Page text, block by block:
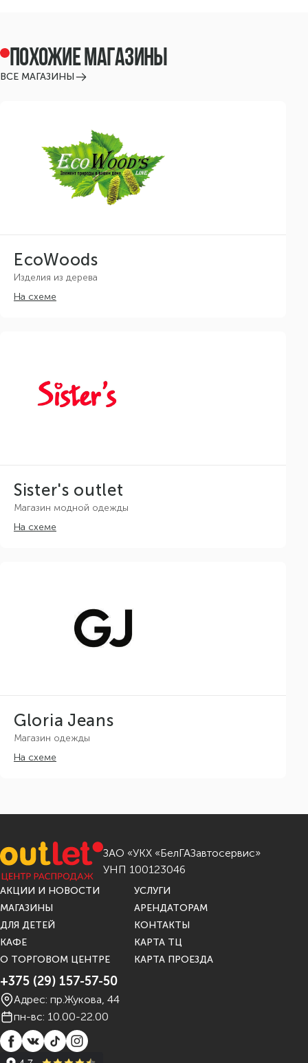
ПОХОЖИЕ МАГАЗИНЫ
ВСЕ МАГАЗИНЫ
EcoWoods
Изделия из дерева
На схеме
Sister's outlet
Магазин модной одежды
На схеме
Gloria Jeans
Магазин одежды
На схеме
ЗАО «УКХ «БелГАЗавтосервис»
УНП 100123046
АКЦИИ И НОВОСТИ
МАГАЗИНЫ
ДЛЯ ДЕТЕЙ
КАФЕ
О ТОРГОВОМ ЦЕНТРЕ
УСЛУГИ
АРЕНДАТОРАМ
КОНТАКТЫ
КАРТА ТЦ
КАРТА ПРОЕЗДА
+375 (29) 157-57-50
Адрес: пр.Жукова, 44
пн-вс: 10.00-22.00